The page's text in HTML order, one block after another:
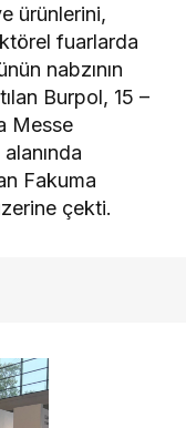
ürünlerini,
fuarlarda
nabzının
Burpol, 15 –
Messe
Fakuma
çekti.